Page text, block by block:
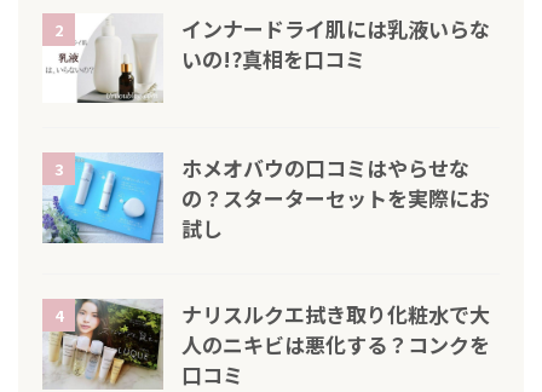
2
インナードライ肌には乳液いらな
いの!?真相を口コミ
3
ホメオバウの口コミはやらせな
の？スターターセットを実際にお
試し
4
ナリスルクエ拭き取り化粧水で大
人のニキビは悪化する？コンクを
口コミ